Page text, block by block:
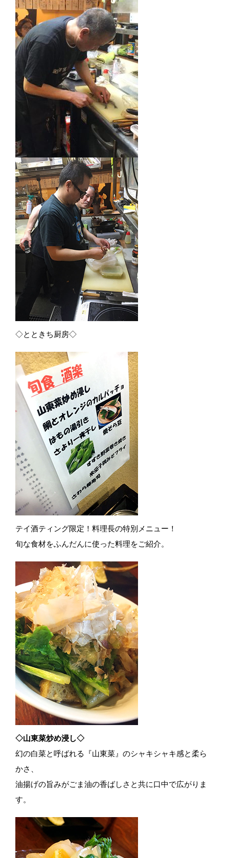
◇とときち厨房◇
テイ酒ティング限定！料理長の特別メニュー！
旬な食材をふんだんに使った料理をご紹介。
◇山東菜炒め浸し◇
幻の白菜と呼ばれる『山東菜』のシャキシャキ感と柔ら
かさ、
油揚げの旨みがごま油の香ばしさと共に口中で広がりま
す。